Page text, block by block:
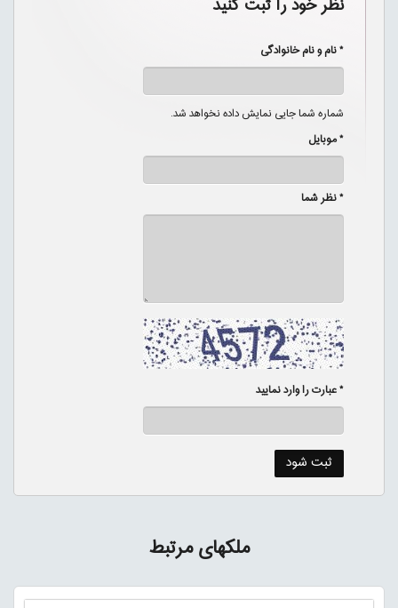
* نام و نام خانوادگی
شماره شما جایی نمایش داده نخواهد شد.
* موبایل
* نظر شما
* عبارت را وارد نمایید
ملکهای مرتبط